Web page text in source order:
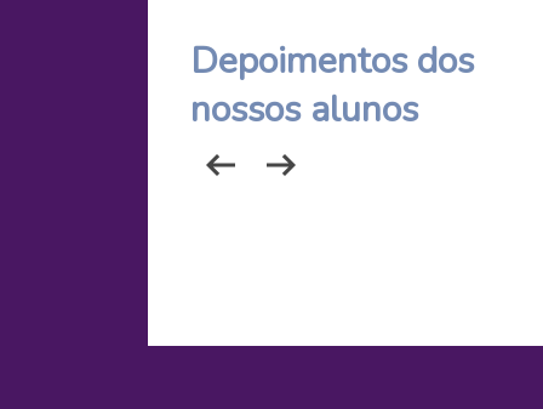
Depoimentos dos
nossos alunos